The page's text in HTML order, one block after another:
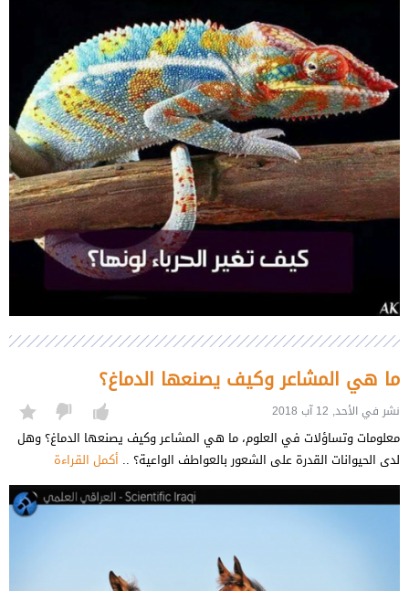
ما هي المشاعر وكيف يصنعها الدماغ؟
نشر في الأحد, 12 آب 2018
معلومات وتساؤلات في العلوم، ما هي المشاعر وكيف يصنعها الدماغ؟ وهل
لدى الحيوانات القدرة على الشعور بالعواطف الواعية؟ .. أكمل القراءة